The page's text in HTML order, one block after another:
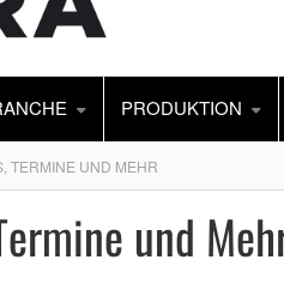
PRODUKTION
TERMINE UND MEHR
und